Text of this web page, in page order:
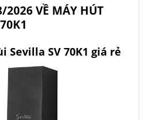
2026 VỀ MÁY HÚT
Sevilla SV 70K1 giá rẻ